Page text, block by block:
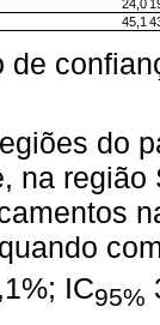
24,0
45,1
de
do
na
IC95%